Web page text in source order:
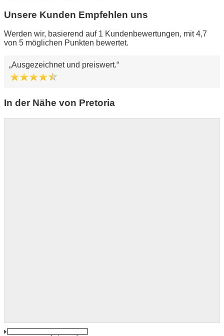
Unsere Kunden Empfehlen uns
Werden wir, basierend auf 1 Kundenbewertungen, mit 4,7
von 5 möglichen Punkten bewertet.
Ausgezeichnet und preiswert.
In der Nähe von Pretoria